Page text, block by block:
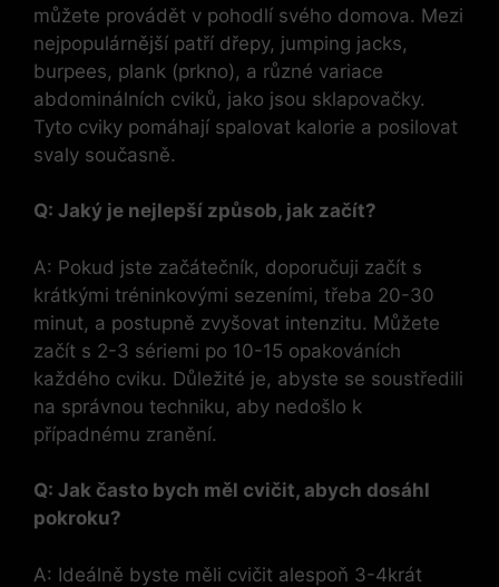
můžete provádět v pohodlí svého domova. Mezi
nejpopulárnější patří dřepy, jumping jacks,
burpees, plank (prkno), a různé variace
abdominálních cviků, jako jsou sklapovačky.
Tyto cviky pomáhají spalovat kalorie a posilovat
svaly současně.
Q: Jaký je nejlepší způsob, jak začít?
A: Pokud jste začátečník, doporučuji začít s
krátkými tréninkovými sezeními, třeba 20-30
minut, a postupně zvyšovat intenzitu. Můžete
začít s 2-3 sériemi po 10-15 opakováních
každého cviku. Důležité je, abyste se soustředili
na správnou techniku, aby nedošlo k
případnému zranění.
Q: Jak často bych měl cvičit, abych dosáhl
pokroku?
A: Ideálně byste měli cvičit alespoň 3-4krát